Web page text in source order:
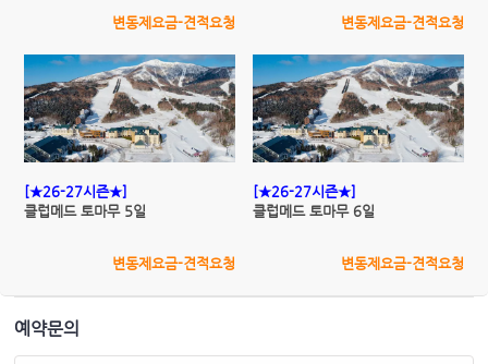
변동제요금-견적요청 변동제요금-견적요청
[★26-27시즌★]
클럽메드 토마무 5일
변동제요금-견적요청
[★26-27시즌★]
클럽메드 토마무 6일
변동제요금-견적요청
예약문의